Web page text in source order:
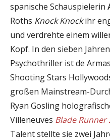
spanische Schauspielerin
Roths Knock Knockihr
und verdrehte einem
Kopf. In den sieben
Psychothriller ist de
Shooting Stars
großen Mainstream-
Ryan Gosling
Villeneuves Blade Runner
Talent stellte sie zwei